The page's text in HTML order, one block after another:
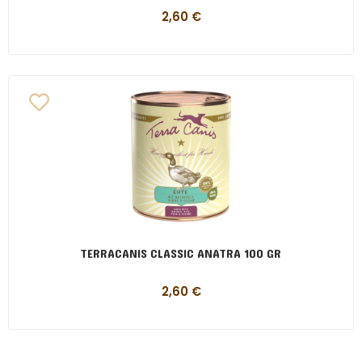
2,60 €
TERRACANIS CLASSIC ANATRA 100 GR
2,60 €